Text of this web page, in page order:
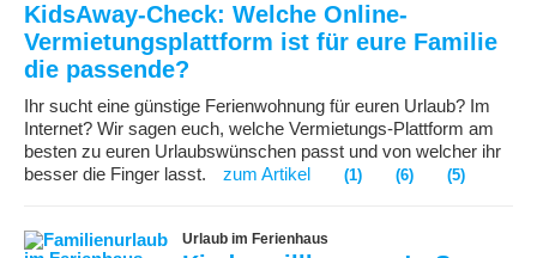
KidsAway-Check: Welche Online-
Vermietungsplattform ist für eure Familie
die passende?
Ihr sucht eine günstige Ferienwohnung für euren Urlaub? Im
Internet? Wir sagen euch, welche Vermietungs-Plattform am
besten zu euren Urlaubswünschen passt und von welcher ihr
besser die Finger lasst.
zum Artikel (1) (6) (5)
Urlaub im Ferienhaus